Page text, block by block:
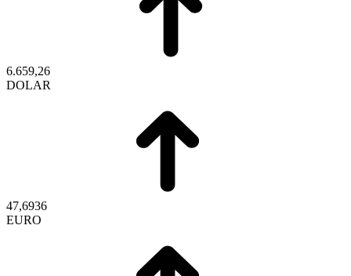
6.659,26
DOLAR
47,6936
EURO